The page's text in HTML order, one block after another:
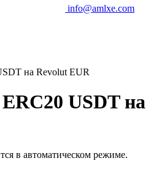
info@amlxe.com
на Revolut EUR
USDT на
в автоматическом режиме.